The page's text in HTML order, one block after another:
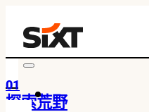
01
探索荒野